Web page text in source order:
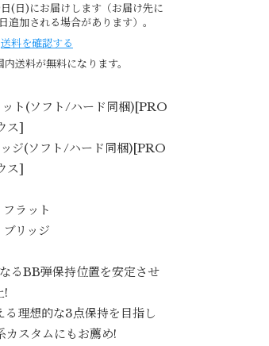
(日)にお届けします（お届け先に
追加される場合があります）。
送料を確認する
送料が無料になります。
ト(ソフト/ハード同梱)[PRO
ス]
ジ(ソフト/ハード同梱)[PRO
ス]
ラット
リッジ
るBB弾保持位置を安定させ
!
理想的な3点保持を目指し
カスタムにもお薦め!